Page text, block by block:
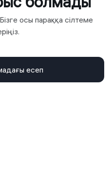
осы параққа сілтеме
есеп